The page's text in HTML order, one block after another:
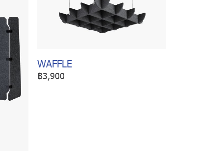
WAFFLE
฿3,900